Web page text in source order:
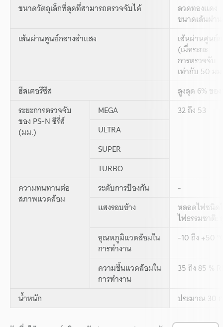
ขนาดวัตถุเล็กที่สุดที่สามารถตรวจจับได้
ลวดทองแดง
ขนาดเส้นผ่า
เส้นผ่านศูนย์กลางลำแสง
เส้นผ่านศูนย์
(เมื่อระยะ
การตรวจจับ
เท่ากับ 50 ม
ฮีสเตอรีซีส
สูงสุด 6% ขอ
ระยะการตรวจจับ
ของ PS-N ซีรี่ส์
(มม.)
MEGA
32 ถึง 53
ULTRA
SUPER
TURBO
ความทนทานต่อ
สภาพแวดล้อม
ระดับการป้องกัน
-
แสงรอบข้าง
หลอดไฟชนิด
ไฟธรรมชาติ:
อุณหภูมิแวดล้อมใน
การทำงาน
-10 ถึง +50
ความชื้นแวดล้อมใน
การทำงาน
35 ถึง 85 %
น้ำหนัก ประมาณ 30